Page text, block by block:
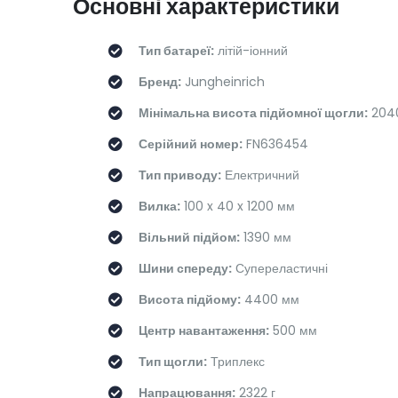
Основні характеристики
Тип батареї: літій-іонний
Бренд: Jungheinrich
Мінімальна висота підйомної щогли:
Серійний номер: FN636454
Тип приводу: Електричний
Вилка: 100 x 40 x 1200 мм
Вільний підйом: 1390 мм
Шини спереду: Супереластичні
Висота підйому: 4400 мм
Центр навантаження: 500 мм
Тип щогли: Триплекс
Напрацювання: 2322 г